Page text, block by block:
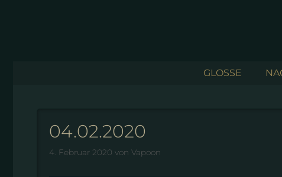
GLOSSE
04.02.2020
4. Februar 2020 von Vapoon